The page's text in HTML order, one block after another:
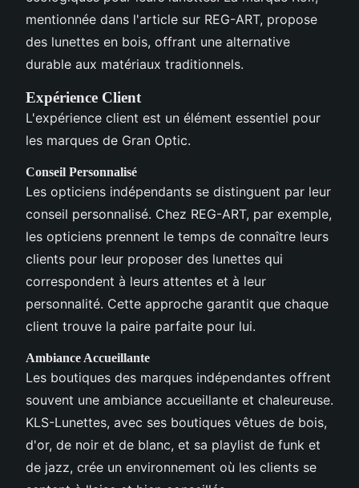
mentionnée dans l'article sur REG-ART, propose
des lunettes en bois, offrant une alternative
durable aux matériaux traditionnels.
Expérience Client
L'expérience client est un élément essentiel pour
les marques de Gran Optic.
Conseil Personnalisé
Les opticiens indépendants se distinguent par leur
conseil personnalisé. Chez REG-ART, par exemple,
les opticiens prennent le temps de connaître leurs
clients pour leur proposer des lunettes qui
correspondent à leurs attentes et à leur
personnalité. Cette approche garantit que chaque
client trouve la paire parfaite pour lui.
Ambiance Accueillante
Les boutiques des marques indépendantes offrent
souvent une ambiance accueillante et chaleureuse.
KLS-Lunettes, avec ses boutiques vêtues de bois,
d'or, de noir et de blanc, et sa playlist de funk et
de jazz, crée un environnement où les clients se